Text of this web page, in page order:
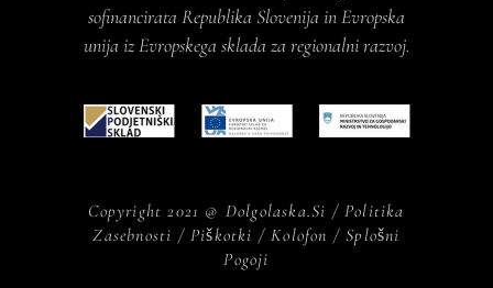
sofinancirata Republika Slovenija in Evropska
unija iz Evropskega sklada za regionalni razvoj.
Copyright 2021 @ Dolgolaska.si / Politika
Zasebnosti / Piškotki /Kolofon /Splošni
Pogoji